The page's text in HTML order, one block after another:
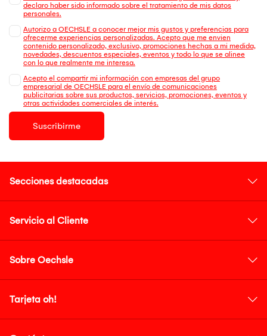
declaro haber sido informado sobre el tratamiento de mis datos
personales.
Autorizo a OECHSLE a conocer mejor mis gustos y preferencias para
ofrecerme experiencias personalizadas. Acepto que me envien
contenido personalizado, exclusivo, promociones hechas a mi medida,
novedades, descuentos especiales, eventos y todo lo que se alinee
con lo que realmente me interesa.
Acepto el compartir mi información con empresas del grupo
empresarial de OECHSLE para el envío de comunicaciones
publicitarias sobre sus productos, servicios, promociones, eventos y
otras actividades comerciales de interés.
Suscribirme
Secciones destacadas
Servicio al Cliente
Sobre Oechsle
Tarjeta oh!